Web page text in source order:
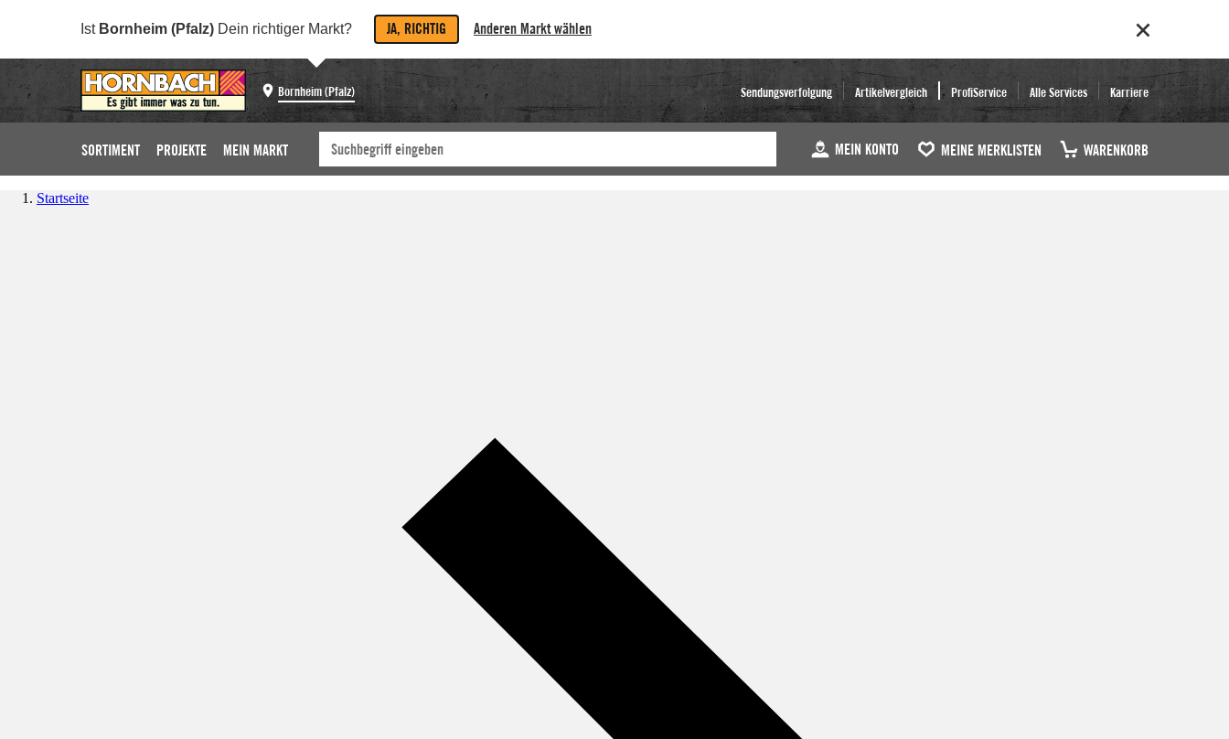
Ist Bornheim (Pfalz) Dein richtiger Markt? JA, RICHTIG Anderen Markt wählen
Bornheim (Pfalz) Sendungsverfolgung Artikelvergleich ProfiService Alle Services Karriere
SORTIMENT PROJEKTE MEIN MARKT MEIN KONTO MEINE MERKLISTEN WARENKORB
Startseite